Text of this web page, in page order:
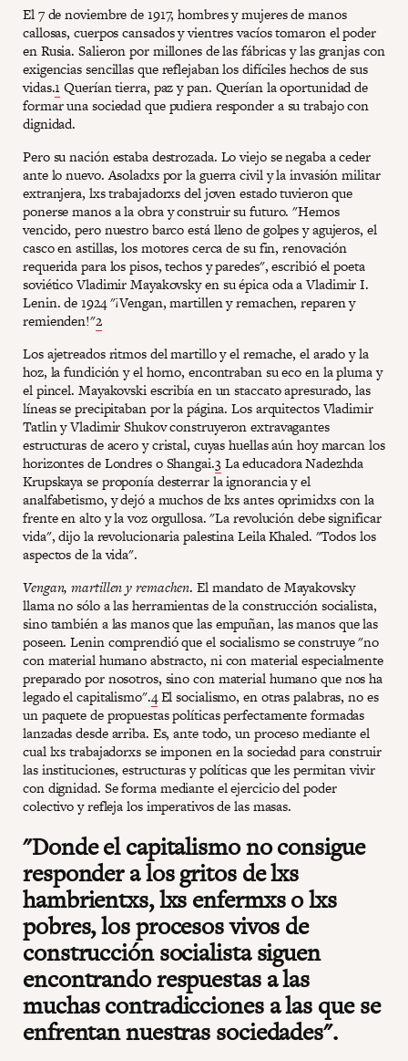
El 7 de noviembre de 1917, hombres y mujeres de manos
callosas, cuerpos cansados y vientres vacíos tomaron el poder
en Rusia. Salieron por millones de las fábricas y las granjas con
exigencias sencillas que reflejaban los difíciles hechos de sus
vidas.1 Querían tierra, paz y pan. Querían la oportunidad de
formar una sociedad que pudiera responder a su trabajo con
dignidad.
Pero su nación estaba destrozada. Lo viejo se negaba a ceder
ante lo nuevo. Asoladxs por la guerra civil y la invasión militar
extranjera, lxs trabajadorxs del joven estado tuvieron que
ponerse manos a la obra y construir su futuro. "Hemos
vencido, pero nuestro barco está lleno de golpes y agujeros, el
casco en astillas, los motores cerca de su fin, renovación
requerida para los pisos, techos y paredes", escribió el poeta
soviético Vladimir Mayakovsky en su épica oda a Vladimir I.
Lenin. de 1924 "¡Vengan, martillen y remachen, reparen y
remienden!"2
Los ajetreados ritmos del martillo y el remache, el arado y la
hoz, la fundición y el horno, encontraban su eco en la pluma y
el pincel. Mayakovski escribía en un staccato apresurado, las
líneas se precipitaban por la página. Los arquitectos Vladimir
Tatlin y Vladimir Shukov construyeron extravagantes
estructuras de acero y cristal, cuyas huellas aún hoy marcan los
horizontes de Londres o Shangai.3La educadora Nadezhda
Krupskaya se proponía desterrar la ignorancia y el
analfabetismo, y dejó a muchos de lxs antes oprimidxs con la
frente en alto y la voz orgullosa. "La revolución debe significar
vida", dijo la revolucionaria palestina Leila Khaled. "Todos los
aspectos de la vida".
Vengan, martillen y remachen. El mandato de Mayakovsky
llama no sólo a las herramientas de la construcción socialista,
sino también a las manos que las empuñan, las manos que las
poseen. Lenin comprendió que el socialismo se construye "no
con material humano abstracto, ni con material especialmente
preparado por nosotros, sino con material humano que nos ha
legado el capitalismo".4El socialismo, en otras palabras, no es
un paquete de propuestas políticas perfectamente formadas
lanzadas desde arriba. Es, ante todo, un proceso mediante el
cual lxs trabajadorxs se imponen en la sociedad para construir
las instituciones, estructuras y políticas que les permitan vivir
con dignidad. Se forma mediante el ejercicio del poder
colectivo y refleja los imperativos de las masas.
"Donde el capitalismo no consigue
responder a los gritos de lxs
hambrientxs, lxs enfermxs o lxs
pobres, los procesos vivos de
construcción socialista siguen
encontrando respuestas a las
muchas contradicciones a las que se
enfrentan nuestras sociedades".